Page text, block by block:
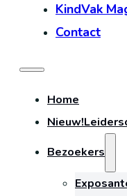
KindVak
Contact
Home
Nieuw!
Bezoekers